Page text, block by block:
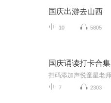
国庆出游去山西
10 5805
国庆诵读打卡合集
7 2303